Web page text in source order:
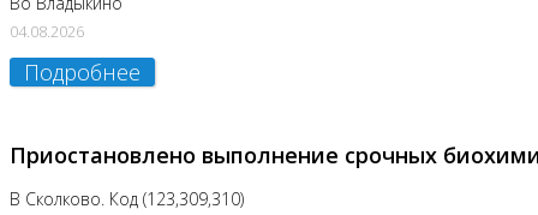
04.08.2026
Подробнее
Приостановлено выполнение срочных
В Сколково. Код (123,309,310)